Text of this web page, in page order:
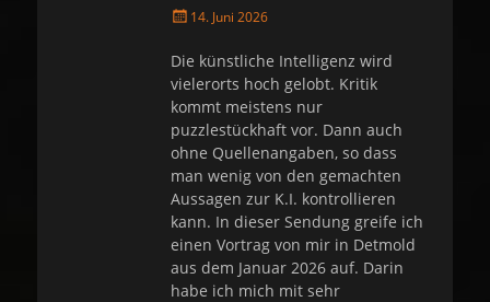
P
s
e
d
o
n
14. Juni 2026
Die künstliche Intelligenz wird
vielerorts hoch gelobt. Kritik
kommt meistens nur
puzzlestückhaft vor. Dann auch
ohne Quellenangaben, so dass
man wenig von den gemachten
Aussagen zur K.I. kontrollieren
kann. In dieser Sendung greife ich
einen Vortrag von mir in Detmold
aus dem Januar 2026 auf. Darin
habe ich mich mit sehr